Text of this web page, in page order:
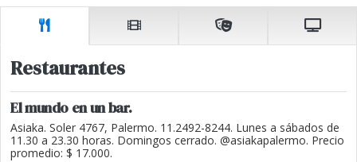
Restaurantes
El mundo en un bar.
Asiaka. Soler 4767, Palermo. 11.2492-8244. Lunes a sábados de
11.30 a 23.30 horas. Domingos cerrado. @asiakapalermo. Precio
promedio: $ 17.000.